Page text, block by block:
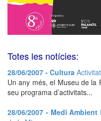
Totes les notícies:
28/06/2007 - Cultura
Un any més, el Museu de la
seu programa d’activitats...
28/06/2007 - Medi Ambient